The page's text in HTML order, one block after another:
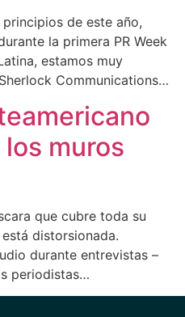
de este año,
la primera PR Week
estamos muy
Communications…
muros
que cubre toda su
distorsionada.
durante entrevistas –
periodistas…